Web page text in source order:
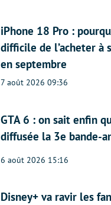
iPhone 18 Pro :
difficile de l’acheter à
en septembre
7 août 2026 09:36
GTA 6 : on sait enfin
diffusée la 3e bande-
6 août 2026 15:16
Disney+ va ravir les